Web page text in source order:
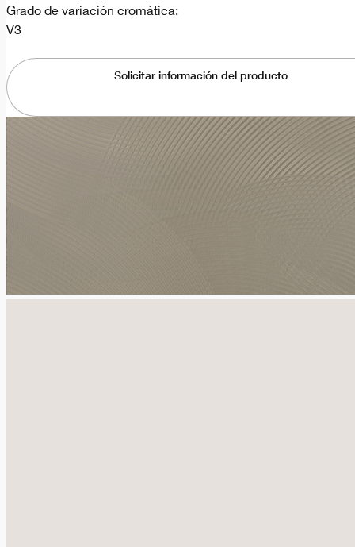
Grado de variación cromática:
V3
Solicitar información del producto